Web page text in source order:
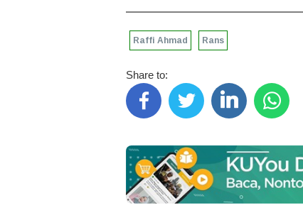
Raffi Ahmad Rans
Share to: